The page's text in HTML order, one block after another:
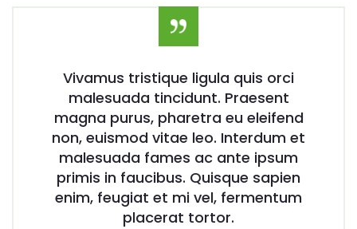
Vivamus tristique ligula quis orci
malesuada tincidunt. Praesent
magna purus, pharetra eu eleifend
non, euismod vitae leo. Interdum et
malesuada fames ac ante ipsum
primis in faucibus. Quisque sapien
enim, feugiat et mi vel, fermentum
placerat tortor.